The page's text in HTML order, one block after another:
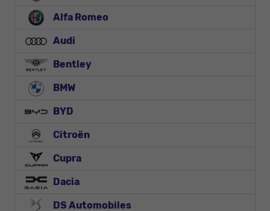
Alfa Romeo
Audi
Bentley
BMW
BYD
Citroën
Cupra
Dacia
DS Automobiles